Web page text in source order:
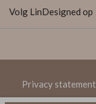
Volg LinDesigned op
Privacy statement